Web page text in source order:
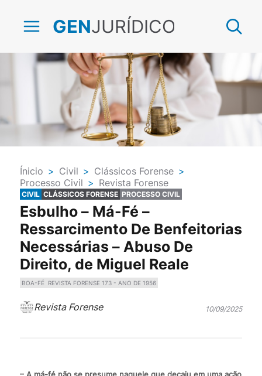
GENJURÍDICO
Ínicio > Civil > Clássicos Forense >
Processo Civil > Revista Forense
CIVIL CLÁSSICOS FORENSE PROCESSO CIVIL
Esbulho – Má-Fé –
Ressarcimento De Benfeitorias
Necessárias – Abuso De
Direito, de Miguel Reale
BOA-FÉ REVISTA FORENSE 173 - ANO DE 1956
Revista Forense 10/09/2025